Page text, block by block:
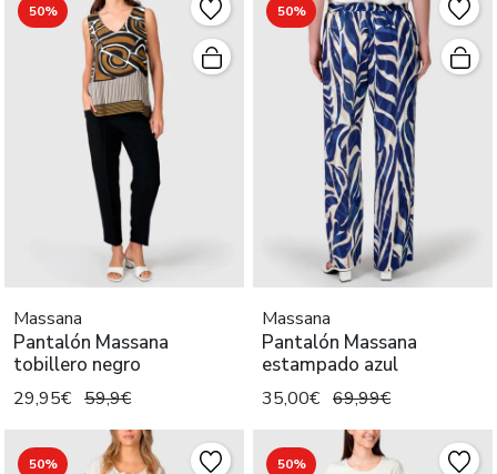
50%
Massana
Pantalón Massana
tobillero negro
29,95€ 59,9€
50%
Massana
Pantalón Massana
estampado azul
35,00€ 69,99€
50% 50%